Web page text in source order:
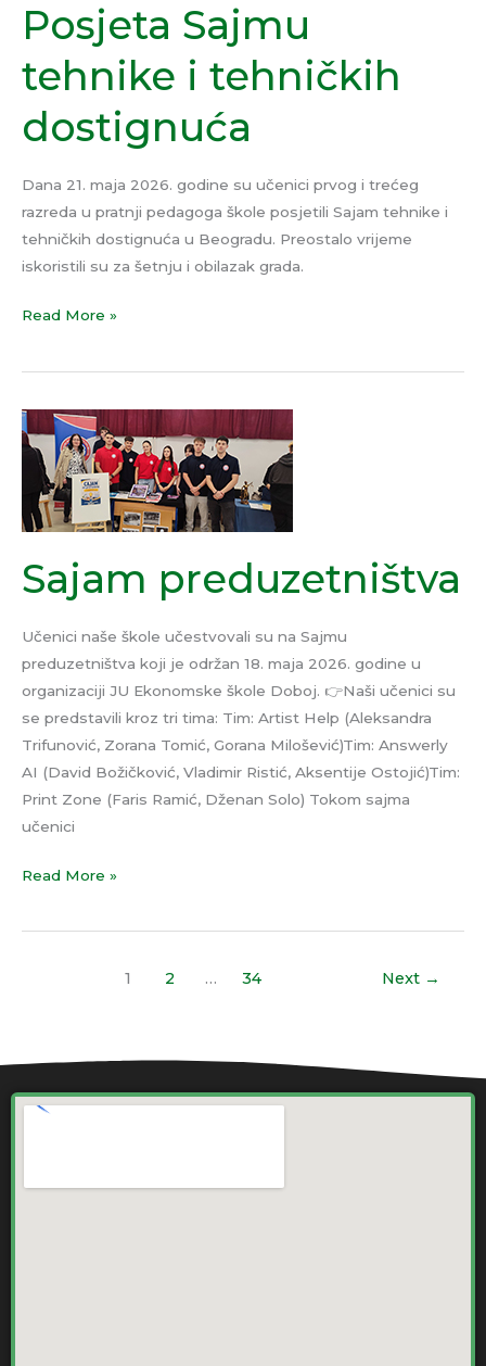
Posjeta Sajmu
tehnike i tehničkih
dostignuća
Dana 21. maja 2026. godine su učenici prvog i trećeg
razreda u pratnji pedagoga škole posjetili Sajam tehnike i
tehničkih dostignuća u Beogradu. Preostalo vrijeme
iskoristili su za šetnju i obilazak grada.
Read More »
Sajam preduzetništva
Učenici naše škole učestvovali su na Sajmu
preduzetništva koji je održan 18. maja 2026. godine u
organizaciji JU Ekonomske škole Doboj. 👉Naši učenici su
se predstavili kroz tri tima: Tim: Artist Help (Aleksandra
Trifunović, Zorana Tomić, Gorana Milošević)Tim: Answerly
AI (David Božičković, Vladimir Ristić, Aksentije Ostojić)Tim:
Print Zone (Faris Ramić, Dženan Solo) Tokom sajma
učenici
Sajam
preduzetništva
Read More »
1 2 … 34 Next →